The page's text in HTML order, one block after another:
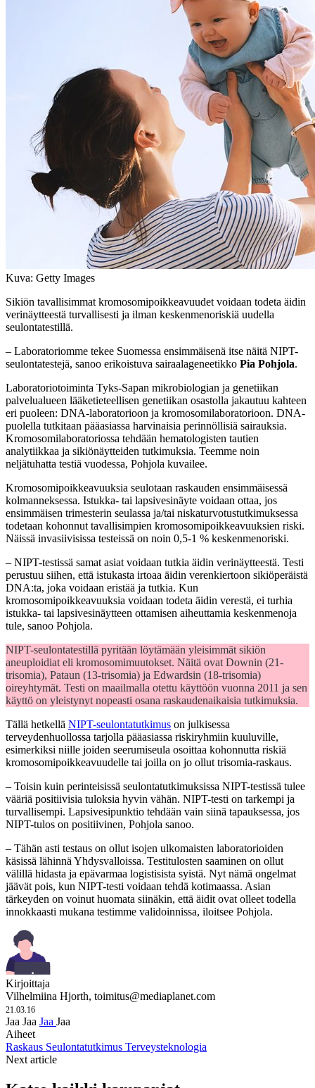
Kuva: Getty Images
Sikiön tavallisimmat kromosomipoikkeavuudet voidaan todeta äidin
verinäytteestä turvallisesti ja ilman keskenmenoriskiä uudella
seulontatestillä.
– Laboratoriomme tekee Suomessa ensimmäisenä itse näitä NIPT-
seulontatestejä, sanoo erikoistuva sairaalageneetikko Pia Pohjola.
Laboratoriotoiminta Tyks-Sapan mikrobiologian ja genetiikan
palvelualueen lääketieteellisen genetiikan osastolla jakautuu kahteen
eri puoleen: DNA-laboratorioon ja kromosomilaboratorioon. DNA-
puolella tutkitaan pääasiassa harvinaisia perinnöllisiä sairauksia.
Kromosomilaboratoriossa tehdään hematologisten tautien
analytiikkaa ja sikiönäytteiden tutkimuksia. Teemme noin
neljätuhatta testiä vuodessa, Pohjola kuvailee.
Kromosomipoikkeavuuksia seulotaan raskauden ensimmäisessä
kolmanneksessa. Istukka- tai lapsivesinäyte voidaan ottaa, jos
ensimmäisen trimesterin seulassa ja/tai niskaturvotustutkimuksessa
todetaan kohonnut tavallisimpien kromosomipoikkeavuuksien riski.
Näissä invasiivisissa testeissä on noin 0,5-1 % keskenmenoriski.
– NIPT-testissä samat asiat voidaan tutkia äidin verinäytteestä. Testi
perustuu siihen, että istukasta irtoaa äidin verenkiertoon sikiöperäistä
DNA:ta, joka voidaan eristää ja tutkia. Kun
kromosomipoikkeavuuksia voidaan todeta äidin verestä, ei turhia
istukka- tai lapsivesinäytteen ottamisen aiheuttamia keskenmenoja
tule, sanoo Pohjola.
NIPT-seulontatestillä pyritään löytämään yleisimmät sikiön
aneuploidiat eli kromosomimuutokset. Näitä ovat Downin (21-
trisomia), Pataun (13-trisomia) ja Edwardsin (18-trisomia)
oireyhtymät. Testi on maailmalla otettu käyttöön vuonna 2011 ja sen
käyttö on yleistynyt nopeasti osana raskaudenaikaisia tutkimuksia.
Tällä hetkellä NIPT-seulontatutkimus on julkisessa
terveydenhuollossa tarjolla pääasiassa riskiryhmiin kuuluville,
esimerkiksi niille joiden seerumiseula osoittaa kohonnutta riskiä
kromosomipoikkeavuudelle tai joilla on jo ollut trisomia-raskaus.
– Toisin kuin perinteisissä seulontatutkimuksissa NIPT-testissä tulee
vääriä positiivisia tuloksia hyvin vähän. NIPT-testi on tarkempi ja
turvallisempi. Lapsivesipunktio tehdään vain siinä tapauksessa, jos
NIPT-tulos on positiivinen, Pohjola sanoo.
– Tähän asti testaus on ollut isojen ulkomaisten laboratorioiden
käsissä lähinnä Yhdysvalloissa. Testitulosten saaminen on ollut
välillä hidasta ja epävarmaa logistisista syistä. Nyt nämä ongelmat
jäävät pois, kun NIPT-testi voidaan tehdä kotimaassa. Asian
tärkeyden on voinut huomata siinäkin, että äidit ovat olleet todella
innokkaasti mukana testimme validoinnissa, iloitsee Pohjola.
Kirjoittaja
Vilhelmiina Hjorth, toimitus@mediaplanet.com
21.03.16
Jaa Jaa Jaa Jaa
Aiheet
Raskaus Seulontatutkimus Terveysteknologia
Next article